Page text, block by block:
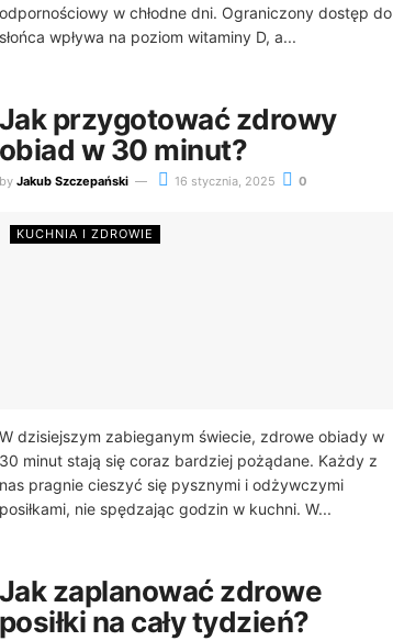
odpornościowy w chłodne dni. Ograniczony dostęp do
słońca wpływa na poziom witaminy D, a...
Jak przygotować zdrowy
obiad w 30 minut?
by Jakub Szczepański 16 stycznia, 2025 0
KUCHNIA I ZDROWIE
W dzisiejszym zabieganym świecie, zdrowe obiady w
30 minut stają się coraz bardziej pożądane. Każdy z
nas pragnie cieszyć się pysznymi i odżywczymi
posiłkami, nie spędzając godzin w kuchni. W...
Jak zaplanować zdrowe
posiłki na cały tydzień?